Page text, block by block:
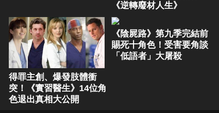
《逆轉廢材人生》
得罪主創、爆發肢體衝
突！《實習醫生》14位角
色退出真相大公開
《陰屍路》第九季完結前
賜死十角色！受害要角談
「低語者」大屠殺